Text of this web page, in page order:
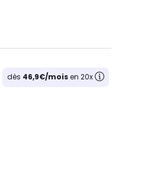
dès 46,9€/moisen 20x